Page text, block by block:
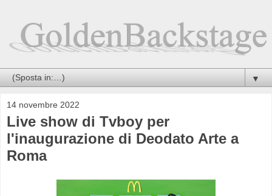
▼
14 novembre 2022
Live show di Tvboy per
l'inaugurazione di Deodato Arte a
Roma